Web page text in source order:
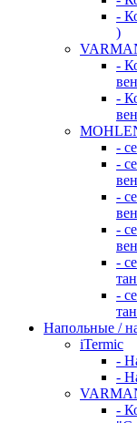
-
)
-
-
-
-
-
-
-
-
Напольные /
iTermic
-
-
-